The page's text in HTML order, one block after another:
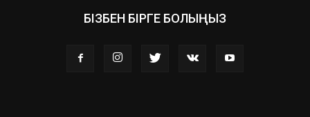
БІЗБЕН БІРГЕ БОЛЫҢЫЗ